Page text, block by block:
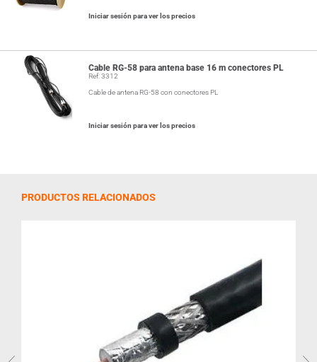
Iniciar sesión para ver los precios
Cable RG-58 para antena base 16 m conectores PL
Ref: 3312
Cable de antena RG-58 con conectores PL
Iniciar sesión para ver los precios
PRODUCTOS RELACIONADOS